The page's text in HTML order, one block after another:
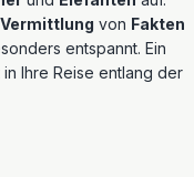
von Fakten
entspannt. Ein
Ihre Reise entlang der